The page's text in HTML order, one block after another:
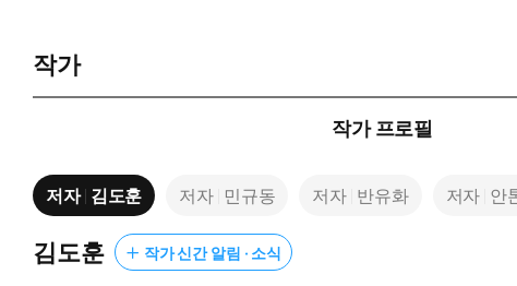
총 3부로 구성된 『우리가 지금까지 나눈 대화를 분석해줘』는 기
나누며 개인의 내면을 조우하거나 문학적인 찰나를 포착하는 글들
로 설계해놓은 일상의 구조를 성찰하며(「보리스가 선사한 세개
조금 섞인 쪽으로」). SF 소설가 청예는 사람들이 잃어버린 ‘진짜
2부 ‘AI가 인간을 위로할 수 있을까’에서는 기술이 인간의 마음을
소범 기자는 기계와 달리 땀을 뻘뻘 흘리고 눈물을 줄줄 흘리는 ‘
를 떠나보내고 펫로스증후군을 극복하기 위한 하나의 방법으로 AI
문의 반유화는 사람들이 AI에게 사적인 고민을 털어놓고 심리상담
작가
작가 프로필
저자 김도훈 저자 민규동 저자 반유화 저자 안
김도훈 작가 신간 알림 · 소식